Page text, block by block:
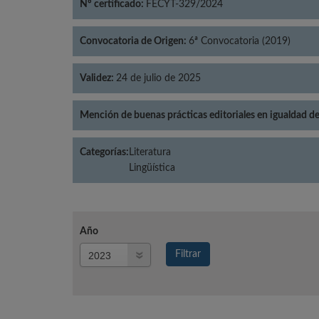
Nº certificado: FECYT-329/2024
Convocatoria de Origen: 6ª Convocatoria (2019)
Validez: 24 de julio de 2025
Mención de buenas prácticas editoriales en igualdad
Categorías: Literatura
Lingüística
Año
Filtrar